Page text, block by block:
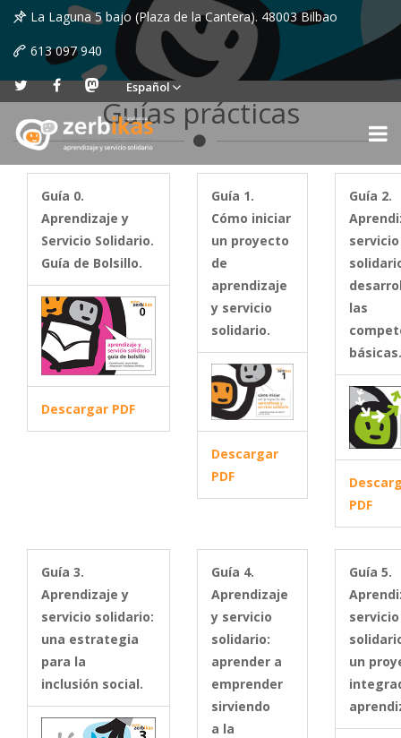
La Laguna 5 bajo (Plaza de la Cantera). 48003 Bilbao
613 097 940
Español
Guías prácticas
Guía 0.
Aprendizaje y
Servicio Solidario.
Guía de Bolsillo.
Descargar PDF
Guía 1.
Cómo iniciar
un proyecto
de
aprendizaje
y servicio
solidario.
Descargar
PDF
Guía 2.
servicio
las
básicas.
PDF
Guía 3.
Aprendizaje y
servicio solidario:
una estrategia
para la
inclusión social.
Guía 4.
Aprendizaje
y servicio
solidario:
aprender a
emprender
sirviendo
a la
Guía 5.
servicio
un